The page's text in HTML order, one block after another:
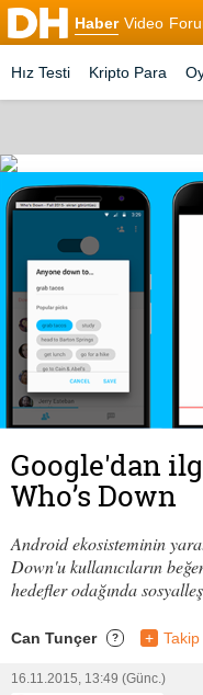
Haber Video
Hız Testi Kripto Para
Google'dan
Who’s Down
Android ekosisteminin
Down'u kullanıcıların
hedefler odağında
Can Tunçer ? + Takip
16.11.2015, 13:49 (Günc.)